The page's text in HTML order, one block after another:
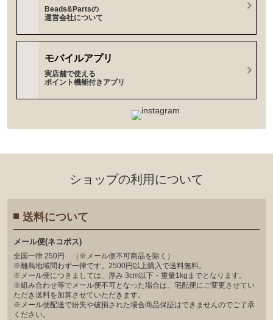
Beads&Partsの
運営会社について
モバイルアプリ
実店舗で使える
ポイント機能付きアプリ
ショップの利⽤について
送料について
メール便(ネコポス)
全国一律 250円 （※メール便不可商品を除く）
※離島地域問わず一律です。2500円以上購入で送料無料。
※メール便につきましては、厚み 3cm以下・重量1kgまでとなります。
※組み合わせ等でメール便不可となった場合は、宅配便にご変更させてい
ただき送料を加算させていただきます。
※メール便配送で紛失や破損された場合商品保証はできませんのでご了承
ください。